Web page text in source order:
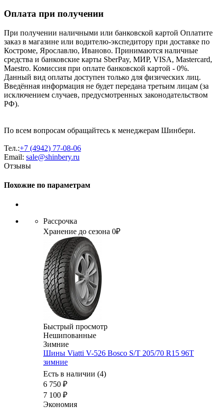
Оплата при получении
При получении наличными или банковской картой Оплатите
заказ в магазине или водителю-экспедитору при доставке по
Костроме, Ярославлю, Иваново. Принимаются наличные
средства и банковские карты SberPay, МИР, VISA, Mastercard,
Maestro. Комиссия при оплате банковской картой - 0%.
Данный вид оплаты доступен только для физических лиц.
Введённая информация не будет передана третьим лицам (за
исключением случаев, предусмотренных законодательством
РФ).
По всем вопросам обращайтесь к менеджерам Шинбери.
Тел.:+7 (4942) 77-08-06
Email: sale@shinbery.ru
Отзывы
Похожие по параметрам
Рассрочка
Хранение до сезона 0₽
Быстрый просмотр
Нешипованные
Зимние
Шины Viatti V-526 Bosco S/T 205/70 R15 96T
зимние
Есть в наличии (4)
6 750 ₽
7 100 ₽
Экономия